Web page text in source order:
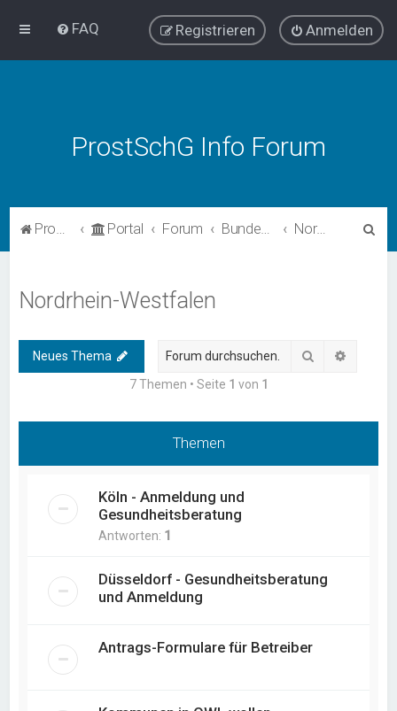
FAQ Anmelden
Registrieren
ProstSchG Info Forum
ProstSchG Portal Forum Bundesländer - Umsetzung und Erfahrungen mit ProstSchG Nordrhein-Westfalen
Nordrhein-Westfalen
Neues Thema Suche
7 Themen • Seite 1 von 1
Themen
Köln - Anmeldung und
Gesundheitsberatung
Antworten: 1
Düsseldorf - Gesundheitsberatung
und Anmeldung
Antrags-Formulare für Betreiber